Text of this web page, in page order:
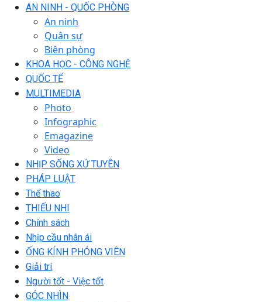
AN NINH - QUỐC PHÒNG
An ninh
Quân sự
Biên phòng
KHOA HỌC - CÔNG NGHỆ
QUỐC TẾ
MULTIMEDIA
Photo
Infographic
Emagazine
Video
NHỊP SỐNG XỨ TUYÊN
PHÁP LUẬT
Thể thao
THIẾU NHI
Chính sách
Nhịp cầu nhân ái
ỐNG KÍNH PHÓNG VIÊN
Giải trí
Người tốt - Việc tốt
GÓC NHÌN